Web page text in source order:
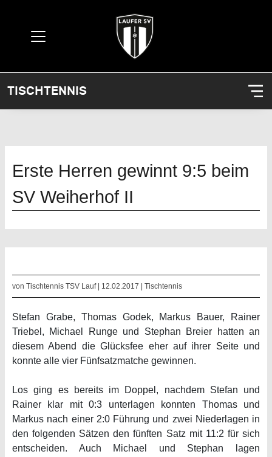
TISCHTENNIS
Erste Herren gewinnt 9:5 beim
SV Weiherhof II
von Tischtennis TSV Lauf | 12.02.2017 | Tischtennis
Stefan Grabe, Thomas Godek, Markus Bauer, Rainer
Triebel, Michael Runge und Stephan Breier hatten an
diesem Abend die Glücksfee eher auf ihrer Seite und
konnte alle vier Fünfsatzmatche gewinnen.
Los ging es bereits im Doppel, nachdem Stefan und
Rainer klar mit 0:3 unterlagen konnten Thomas und
Markus nach einer 2:0 Führung und zwei Niederlagen in
den folgenden Sätzen den fünften Satz mit 11:2 für sich
entscheiden. Auch Michael und Stephan lagen